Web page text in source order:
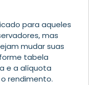
para aqueles
mas
mudar suas
tabela
e a alíquota
o rendimento.